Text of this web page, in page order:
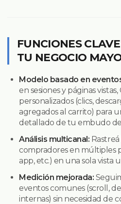
FUNCIONES
TU NEGOCIO
Modelo basado en
en sesiones y páginas
personalizados (clics,
agregados al carrito) para
detallado de tu embudo
Análisis multicanal:
compradores en múltiples
app, etc.) en una sola vista
Medición mejorada:
eventos comunes (scroll,
internas) sin necesidad de